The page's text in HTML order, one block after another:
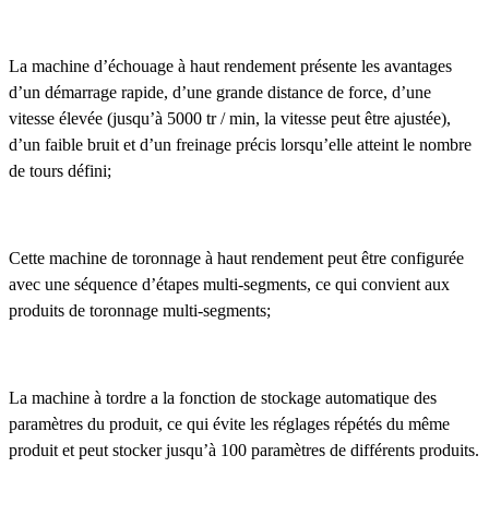
La machine d’échouage à haut rendement présente les avantages
d’un démarrage rapide, d’une grande distance de force, d’une
vitesse élevée (jusqu’à 5000 tr / min, la vitesse peut être ajustée),
d’un faible bruit et d’un freinage précis lorsqu’elle atteint le nombre
de tours défini;
Cette machine de toronnage à haut rendement peut être configurée
avec une séquence d’étapes multi-segments, ce qui convient aux
produits de toronnage multi-segments;
La machine à tordre a la fonction de stockage automatique des
paramètres du produit, ce qui évite les réglages répétés du même
produit et peut stocker jusqu’à 100 paramètres de différents produits.